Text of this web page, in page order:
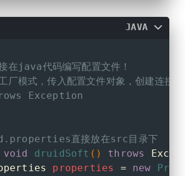
JAVA
在java代码编写配置文件！
厂模式，传入配置文件对象，创建连接
Exception
直接放在src目录下
void druidSoft () throws
properties = new